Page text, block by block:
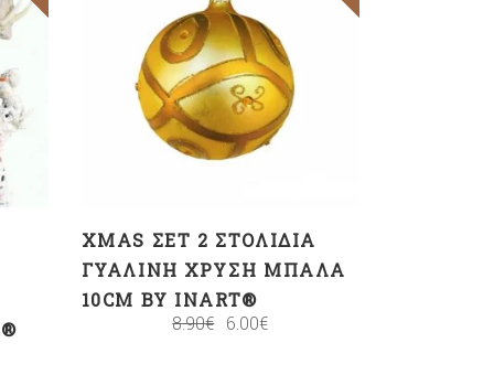
ΠΡΟΣΘΉΚΗ ΣΤΟ
ΚΑΛΆΘΙ
XMAS ΣΕΤ 2 ΣΤΟΛΊΔΙΑ
ΓΥΆΛΙΝΗ ΧΡΥΣΉ ΜΠΆΛΑ
10CM BY INART®
8.90€ 6.00€